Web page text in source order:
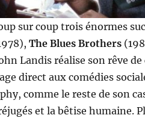
sur coup trois énormes
The Blues Brothers
Landis réalise son rêve
direct aux comédies
comme le reste de son
et la bêtise humaine.